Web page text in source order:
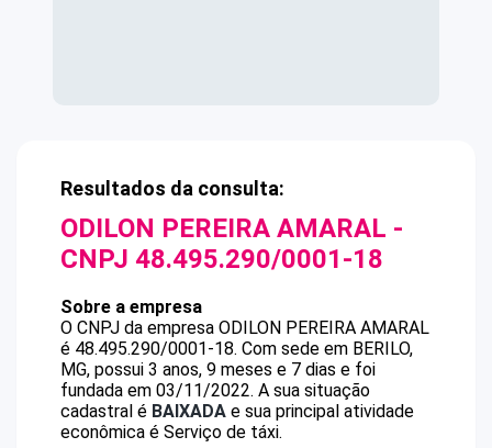
Resultados da consulta:
ODILON PEREIRA AMARAL -
CNPJ 48.495.290/0001-18
Sobre a empresa
O CNPJ da empresa ODILON PEREIRA AMARAL
é 48.495.290/0001-18. Com sede em BERILO,
MG, possui 3 anos, 9 meses e 7 dias e foi
fundada em 03/11/2022. A sua situação
cadastral é BAIXADA e sua principal atividade
econômica é Serviço de táxi.